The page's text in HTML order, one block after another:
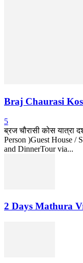
Braj Chaurasi
5
ब्रज चौरासी कोस यात्रा
Person )Guest House /
and DinnerTour via...
2 Days Mathura